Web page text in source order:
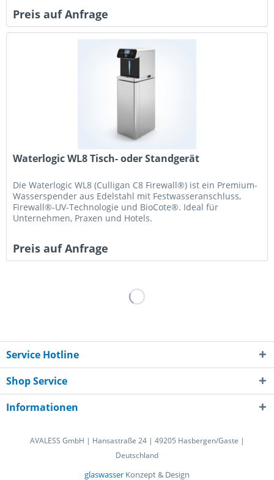
Preis auf Anfrage
Waterlogic WL8 Tisch- oder Standgerät
Die Waterlogic WL8 (Culligan C8 Firewall®) ist ein Premium-
Wasserspender aus Edelstahl mit Festwasseranschluss,
Firewall®-UV-Technologie und BioCote®. Ideal für
Unternehmen, Praxen und Hotels.
Preis auf Anfrage
Service Hotline
Shop Service
Informationen
AVALESS GmbH | Hansastraße 24 | 49205 Hasbergen/Gaste |
Deutschland
glaswasser Konzept & Design